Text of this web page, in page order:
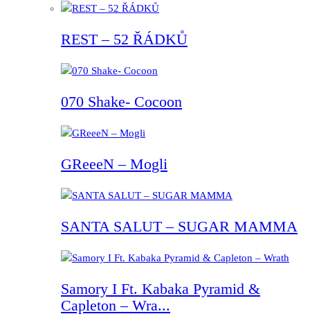
REST – 52 ŘÁDKŮ
070 Shake- Cocoon
GReeeN – Mogli
SANTA SALUT – SUGAR MAMMA
Samory I Ft. Kabaka Pyramid &
Capleton – Wra...